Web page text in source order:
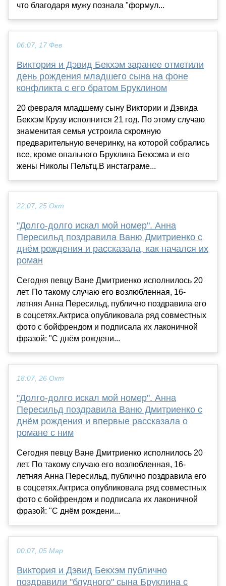
что благодаря мужу познала "формул...
06:07, 17 Фев
Виктория и Дэвид Бекхэм заранее отметили
день рождения младшего сына на фоне
конфликта с его братом Бруклином
20 февраля младшему сыну Виктории и Дэвида
Бекхэм Крузу исполнится 21 год. По этому случаю
знаменитая семья устроила скромную
предварительную вечеринку, на которой собрались
все, кроме опального Бруклина Бекхэма и его
жены Николы Пельтц.В инстаграме...
22:07, 25 Окт
"Долго-долго искал мой номер". Анна
Пересильд поздравила Ваню Дмитриенко с
днём рождения и рассказала, как начался их
роман
Сегодня певцу Ване Дмитриенко исполнилось 20
лет. По такому случаю его возлюбленная, 16-
летняя Анна Пересильд, публично поздравила его
в соцсетях.Актриса опубликовала ряд совместных
фото с бойфрендом и подписала их лаконичной
фразой: "С днём рождени...
18:07, 26 Окт
"Долго-долго искал мой номер". Анна
Пересильд поздравила Ваню Дмитриенко с
днём рождения и впервые рассказала о
романе с ним
Сегодня певцу Ване Дмитриенко исполнилось 20
лет. По такому случаю его возлюбленная, 16-
летняя Анна Пересильд, публично поздравила его
в соцсетях.Актриса опубликовала ряд совместных
фото с бойфрендом и подписала их лаконичной
фразой: "С днём рождени...
00:07, 05 Мар
Виктория и Дэвид Бекхэм публично
поздравили "блудного" сына Бруклина с